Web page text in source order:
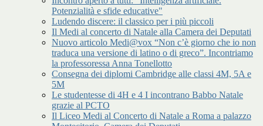
Potenzialità e sfide educative"
Ludendo discere: il classico per i più piccoli
Il Medi al concerto di Natale alla Camera dei Deputati
Nuovo articolo Medi@vox “Non c’è giorno che io non
traduca una versione di latino o di greco”. Incontriamo
la professoressa Anna Tonellotto
Consegna dei diplomi Cambridge alle classi 4M, 5A e
5M
Le studentesse di 4H e 4 I incontrano Babbo Natale
grazie al PCTO
Il Liceo Medi al Concerto di Natale a Roma a palazzo